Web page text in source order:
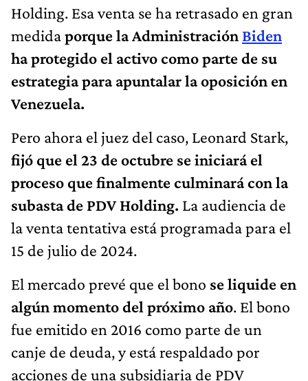
Holding. Esa venta se ha retrasado en gran
medidaporque la Administración Biden
ha protegido el activo como parte de su
estrategia para apuntalar la oposición en
Venezuela.
Pero ahora el juez del caso, Leonard Stark,
fijó que el 23 de octubre se iniciará el
proceso que finalmente culminará con la
subasta de PDV Holding. La audiencia de
la venta tentativa está programada para el
15 de julio de 2024.
El mercado prevé que el bono se liquide en
algún momento del próximo año. El bono
fue emitido en 2016 como parte de un
canje de deuda, y está respaldado por
acciones de una subsidiaria de PDV